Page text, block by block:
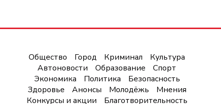
Общество Город Криминал
Культура
Автоновости
Образование
Спорт
Экономика
Политика
Безопасность
Здоровье
Анонсы Молодёжь
Мнения
Конкурсы и акции
Благотворительность